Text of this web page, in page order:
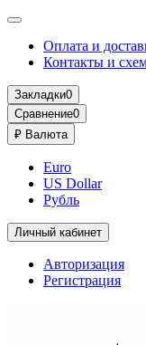
Оплата и
Контакты и
Закладки0
Сравнение0
₽ Валюта
Euro
US Dollar
Рубль
Личный кабинет
Авторизация
Регистрация